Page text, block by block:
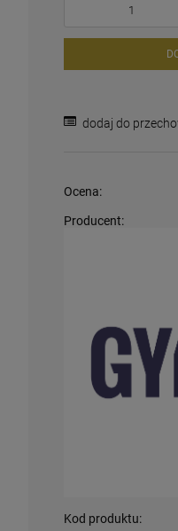
dodaj do
Ocena:
Producent:
Kod produktu: